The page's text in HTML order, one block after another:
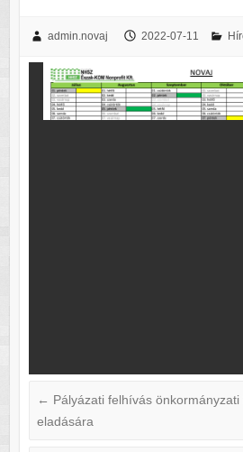
admin.novaj 2022-07-11
← Pályázati felhívás
eladására